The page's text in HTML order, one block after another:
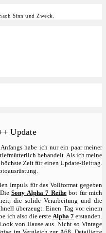
Sinn und Zweck.
Update
habe ich nur ein paar meiner
behandelt. Als ich meine
Zeit für einen Update-Beitrag.
Impuls für das Vollformat gegeben
DieSony Alpha 7 Reihebot für mich
die solide Verarbeitung und die
überzeugt. Einen Tag vor einem
ich also die erste Alpha 7erstanden.
von Hause aus. Nicht so Vintage